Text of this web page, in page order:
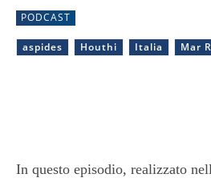
PODCAST
aspides Houthi Italia Mar
In questo episodio, realizzato